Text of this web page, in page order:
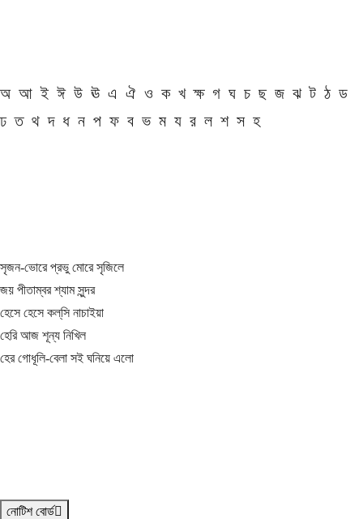
অ আ ই ঈ উ ঊ এ ঐ ও ক খ ক্ষ গ ঘ চ ছ জ ঝ ট ঠ ড
ঢ ত থ দ ধ ন প ফ ব ভ ম য র ল শ স হ
সৃজন-ভোরে প্রভু মোরে সৃজিলে
জয় পীতাম্বর শ্যাম সুন্দর
হেসে হেসে কল্‌সি নাচাইয়া
হেরি আজ শূন্য নিখিল
হের গোধূলি-বেলা সই ঘনিয়ে এলো
নোটিশ বোর্ড